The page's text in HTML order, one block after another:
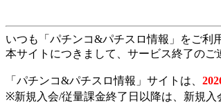
いつも「パチンコ&パチスロ情報」をご利
本サイトにつきまして、サービス終了のご
「パチンコ&パチスロ情報」サイトは、
※新規入会/従量課金終了日以降は、新規入